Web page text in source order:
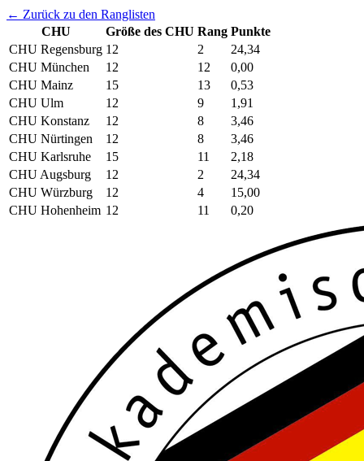
← Zurück zu den Ranglisten
CHU
Größe des CHU Rang Punkte
CHU Regensburg 12 2
24,34
CHU München
12 12
0,00
CHU Mainz
15 13
0,53
CHU Ulm
12 9
1,91
CHU Konstanz
12 8
3,46
CHU Nürtingen
12 8
3,46
CHU Karlsruhe
15 11
2,18
CHU Augsburg
12 2
24,34
CHU Würzburg
12 4
15,00
CHU Hohenheim 12 11 0,20